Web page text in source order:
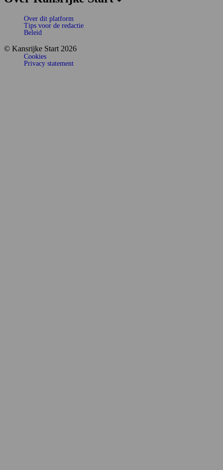
Over dit platform
Tips voor de redactie
Beleid
© Kansrijke Start 2026
Cookies
Privacy statement